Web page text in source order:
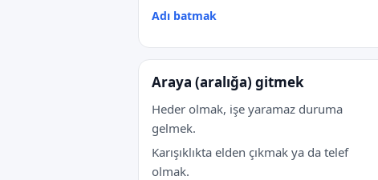
Adı batmak
Araya (aralığa) gitmek
Heder olmak, işe yaramaz duruma
gelmek.
Karışıklıkta elden çıkmak ya da telef
olmak.